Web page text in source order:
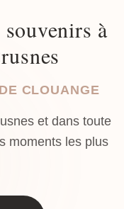
à
CLOUANGE
et dans toute
moments les plus